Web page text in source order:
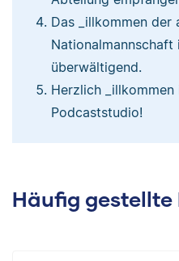
Das _illkommen der
Nationalmannschaft
überwältigend.
Herzlich _illkommen
Podcaststudio!
Häufig gestellte